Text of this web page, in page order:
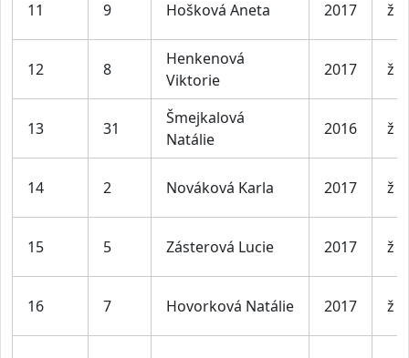
11 9 Hošková Aneta 2017 ž
12 8
Henkenová
Viktorie
2017 ž
13 31
Šmejkalová
Natálie
2016 ž
14 2 Nováková Karla 2017 ž
15 5 Zásterová Lucie 2017 ž
16 7 Hovorková Natálie 2017 ž